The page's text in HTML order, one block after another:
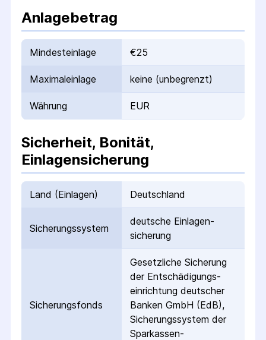
Anlagebetrag
Mindesteinlage €25
Maximaleinlage keine (unbegrenzt)
Währung EUR
Sicherheit, Bonität,
Einlagensicherung
Land (Einlagen) Deutschland
Sicherungs­system
deutsche Einlagen­
sicherung
Sicherungs­fonds
Gesetzliche Sicherung
der Entschädigungs­
einrichtung deutscher
Banken GmbH (EdB),
Sicherungssystem der
Sparkassen-